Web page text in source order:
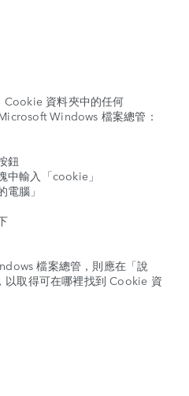
Cookie 資料夾中的任何
Windows 檔案總管：
鈕
中輸入「cookie」
腦」
檔案總管，則應在「說
取得可在哪裡找到 Cookie 資